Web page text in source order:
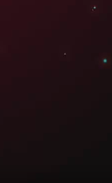
4 tháng đầu năm 2025, trong
bất động sản vẫn đang tiếp